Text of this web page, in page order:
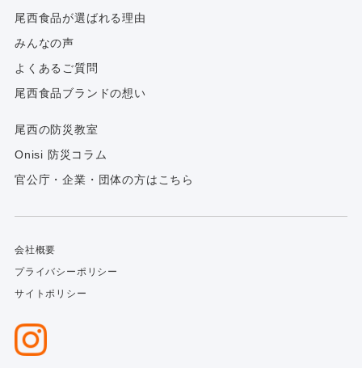
尾西食品が選ばれる理由
みんなの声
よくあるご質問
尾西食品ブランドの想い
尾西の防災教室
Onisi 防災コラム
官公庁・企業・団体の方はこちら
会社概要
プライバシーポリシー
サイトポリシー